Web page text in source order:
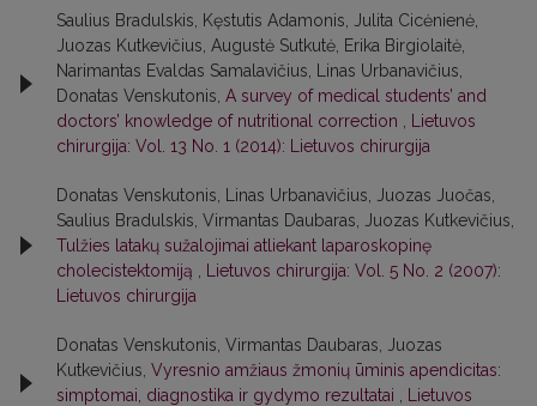
Saulius Bradulskis, Kęstutis Adamonis, Julita Cicėnienė,
Juozas Kutkevičius, Augustė Sutkutė, Erika Birgiolaitė,
Narimantas Evaldas Samalavičius, Linas Urbanavičius,
Donatas Venskutonis, A survey of medical students’ and
doctors’ knowledge of nutritional correction
Lietuvos
chirurgija: Vol. 13 No. 1 (2014): Lietuvos chirurgija
Donatas Venskutonis, Linas Urbanavičius, Juozas Juočas,
Saulius Bradulskis, Virmantas Daubaras, Juozas Kutkevičius,
Tulžies latakų sužalojimai atliekant laparoskopinę
cholecistektomiją
Lietuvos chirurgija: Vol. 5 No. 2 (2007):
Lietuvos chirurgija
Donatas Venskutonis, Virmantas Daubaras, Juozas
Kutkevičius, Vyresnio amžiaus žmonių ūminis apendicitas:
simptomai, diagnostika ir gydymo rezultatai
Lietuvos